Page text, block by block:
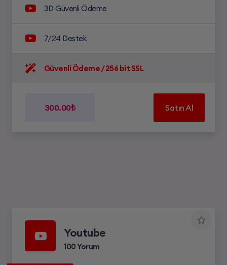
3D Güvenli Ödeme
7/24 Destek
Güvenli Ödeme / 256 bit SSL
300.00₺ Satın Al
Youtube
100 Yorum